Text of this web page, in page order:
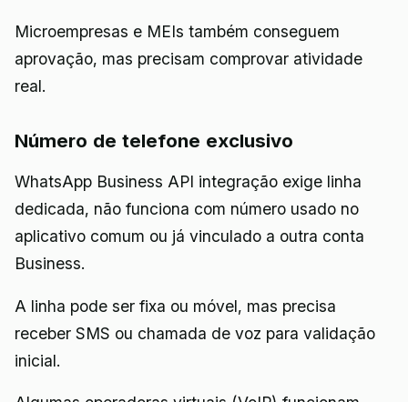
Microempresas e MEIs também conseguem
aprovação, mas precisam comprovar atividade
real.
Número de telefone exclusivo
WhatsApp Business API integração exige linha
dedicada, não funciona com número usado no
aplicativo comum ou já vinculado a outra conta
Business.
A linha pode ser fixa ou móvel, mas precisa
receber SMS ou chamada de voz para validação
inicial.